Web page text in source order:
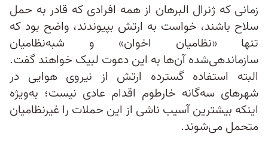
زمانی‌ که ژنرال البرهان از همه افرادی که قادر به حمل
سلاح باشند، خواست به ارتش بپیوندند، واضح بود که
تنها «نظامیان اخوان» و شبه‌نظامیان
سازماندهی‌شده آن‌ها به این دعوت لبیک خواهند گفت.
البته استفاده گسترده ارتش از نیروی هوایی در
شهرهای سه‌گانه خارطوم اقدام عادی نیست؛ به‌ویژه
اینکه بیشترین آسیب ناشی از این حملات را غیرنظامیان
متحمل می‌شوند.